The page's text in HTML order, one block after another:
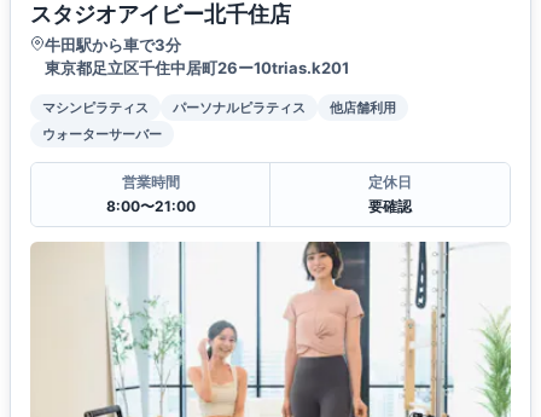
スタジオアイビー北千住店
牛田駅から車で3分
東京都足立区千住中居町26ー10trias.k201
マシンピラティス パーソナルピラティス
他店舗利用
ウォーターサーバー
営業時間
8:00〜21:00
定休日
要確認